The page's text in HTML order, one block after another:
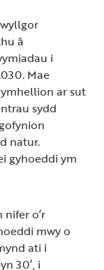
â
i
Mae
ar sut
sydd
natur.
gyhoeddi ym
o’r
mwy o
ati i
30’, i